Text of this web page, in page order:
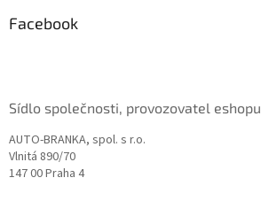
Facebook
Sídlo společnosti, provozovatel eshopu
AUTO-BRANKA, spol. s r.o.
Vlnitá 890/70
147 00 Praha 4